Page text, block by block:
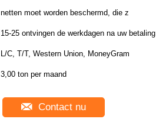
netten moet worden beschermd, die z
15-25 ontvingen de werkdagen na uw betaling
L/C, T/T, Western Union, MoneyGram
3,00 ton per maand
Contact nu